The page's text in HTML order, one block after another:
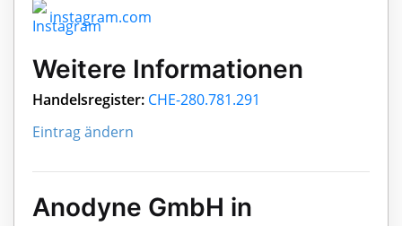
instagram.com
Weitere Informationen
Handelsregister: CHE-280.781.291
Eintrag ändern
Anodyne GmbH in